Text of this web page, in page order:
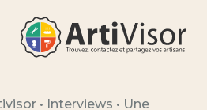
• Interviews • Une